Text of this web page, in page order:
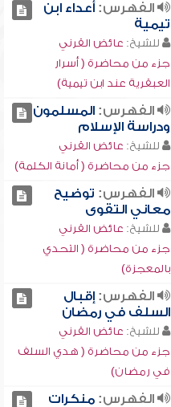
الفهرس:أعداء ابن
تيمية
للشيخ: عائض القرني
جزء من محاضرة ( أسرار
العبقرية عند ابن تيمية)
الفهرس:المسلمون
ودراسة الإسلام
للشيخ: عائض القرني
جزء من محاضرة ( أمانة الكلمة)
الفهرس: توضيح
معاني التقوى
للشيخ: عائض القرني
جزء من محاضرة ( التحدي
بالمعجزة)
الفهرس:إقبال
السلف في رمضان
للشيخ: عائض القرني
جزء من محاضرة ( هدي السلف
في رمضان)
الفهرس:منكرات